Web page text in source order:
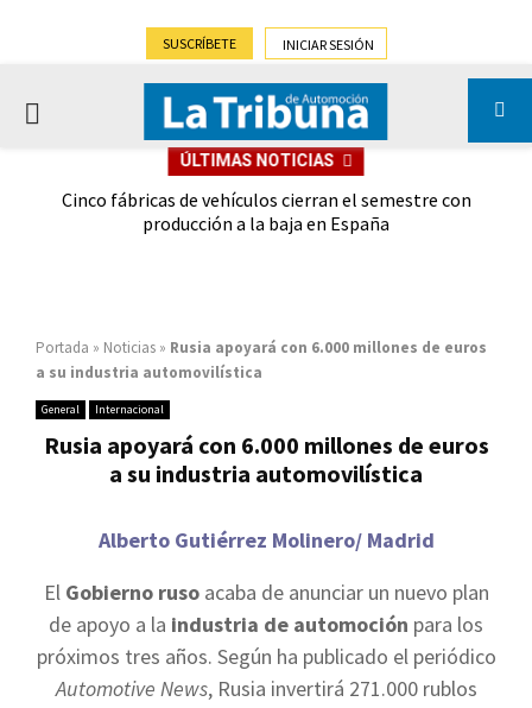
SUSCRÍBETE INICIAR SESIÓN
PRIMARY
ÚLTIMAS NOTICIAS
Cinco fábricas de vehículos cierran el semestre con
producción a la baja en España
Portada » Noticias » Rusia apoyará con 6.000 millones de euros
a su industria automovilística
General Internacional
Rusia apoyará con 6.000 millones de euros
a su industria automovilística
Alberto Gutiérrez Molinero/ Madrid
ElGobierno rusoacaba de anunciar un nuevo plan
de apoyo a la industria de automoción para los
próximos tres años. Según ha publicado el periódico
Automotive News, Rusia invertirá 271.000 rublos